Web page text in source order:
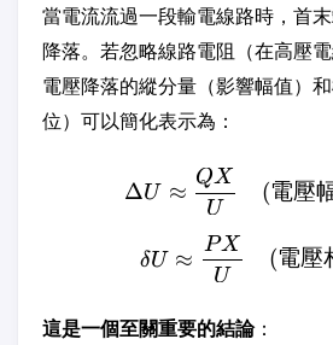
當電流流過一段輸電線路時，首
降落。若忽略線路電阻（在高壓
電壓降落的縱分量（影響幅值）
位）可以簡化表示為：
ΔU ≈
U
QX
(電壓
δU ≈
U
PX
(電壓
這是一個至關重要的結論：